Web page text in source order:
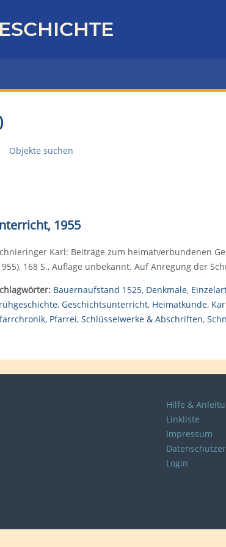
Objekte suchen
1955
Karl: Beiträge zum heimatverbundenen
168 S., Auflage unbekannt. Auf Anregung der
Bauernaufstand 1525, Denkmale,
, Geschichtsunterricht, Heimatkunde,
, Pfarrei, Schlüsselwerke & Abschriften,
Hilfe &
Linkliste
Impressum
Login